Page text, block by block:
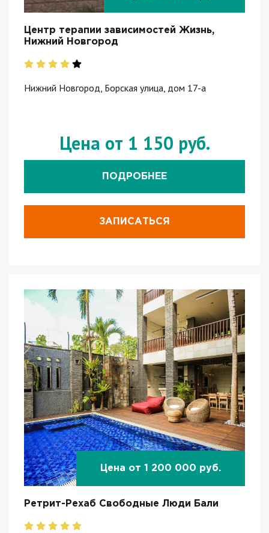
Центр терапии зависимостей Жизнь,
Нижний Новгород
Нижний Новгород, Борская улица, дом 17-а
Цена от 1 150 руб.
ПОДРОБНЕЕ
ЗАПИСАТЬСЯ
Цена от 1 200 000 руб.
Ретрит-Рехаб Свободные Люди Бали